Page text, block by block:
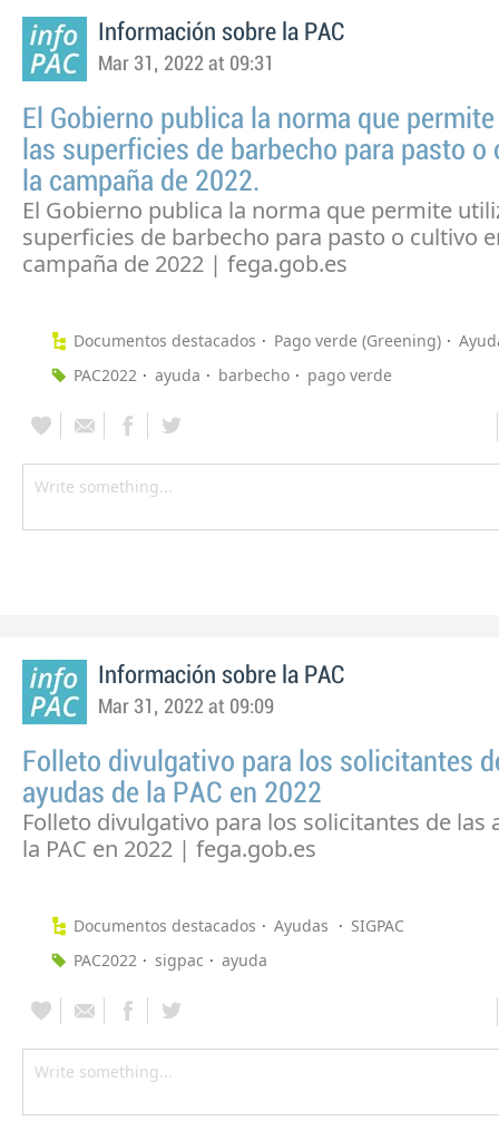
Información sobre la PAC
Mar 31, 2022 at 09:31
El Gobierno publica la norma que
las superficies de barbecho para pasto o
la campaña de 2022.
El Gobierno publica la norma que permite
superficies de barbecho para pasto o cultivo
campaña de 2022 | fega.gob.es
Documentos destacados Pago verde (Greening)
PAC2022
ayuda barbecho pago verde
Información sobre la PAC
Mar 31, 2022 at 09:09
Folleto divulgativo para los solicitantes
ayudas de la PAC en 2022
Folleto divulgativo para los solicitantes de las
la PAC en 2022 | fega.gob.es
Documentos destacados Ayudas
SIGPAC
PAC2022
sigpac ayuda